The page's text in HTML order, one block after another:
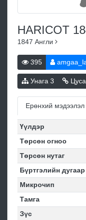
HARICOT
1847 Англи
395
Унага 3
Ерөнхий мэдээлэл
Үүлдэр
Төрсөн огноо
Төрсөн нутаг
Бүртгэлийн дугаар
Микрочип
Тамга
Зүс